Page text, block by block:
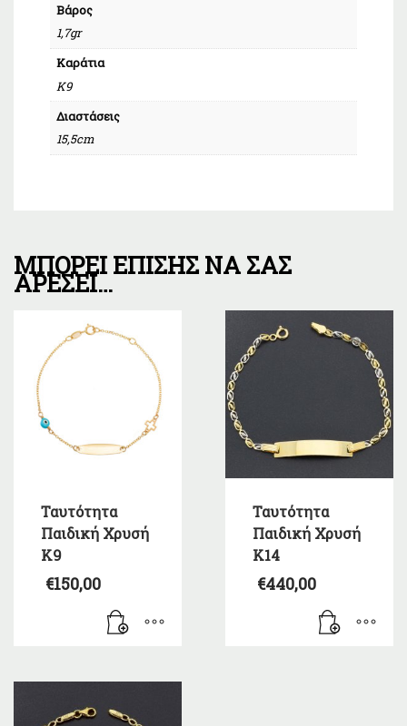
Βάρος
1,7gr
Καράτια
Κ9
Διαστάσεις
15,5cm
ΜΠΟΡΕΊ ΕΠΊΣΗΣ ΝΑ ΣΑΣ
ΑΡΈΣΕΙ…
Ταυτότητα
Παιδική Χρυσή
Κ9
€150,00
Ταυτότητα
Παιδική Χρυσή
Κ14
€440,00